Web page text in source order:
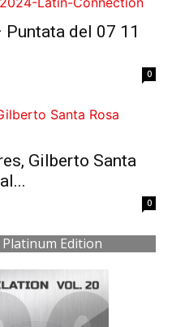
Puntata del 07 11
0
Gilberto Santa
0
Edition